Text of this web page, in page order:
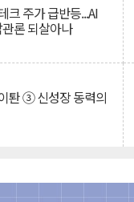
크 주가 급반등...AI
론 되살아나
퇀 ③ 신성장 동력의